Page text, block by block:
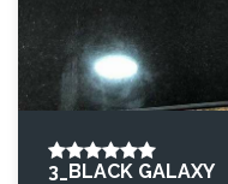
3_BLACK GALAXY